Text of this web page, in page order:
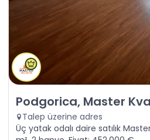
Satılık - Daire Podgorica,
Podgorica, Master
Talep üzerine adres
Üç yatak odalı daire satılık